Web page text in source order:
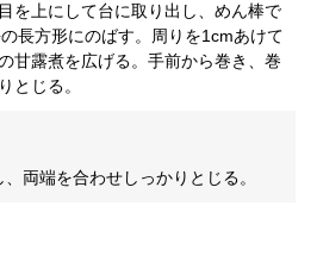
を上にして台に取り出し、めん棒で
長方形にのばす。周りを1cmあけて
甘露煮を広げる。手前から巻き、巻
とじる。
両端を合わせしっかりとじる。